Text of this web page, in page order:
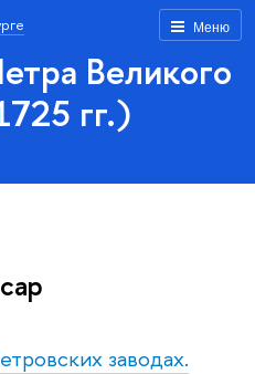
Меню
Великого
гг.)
заводах.